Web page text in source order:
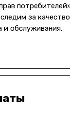
за
и обслуживания.